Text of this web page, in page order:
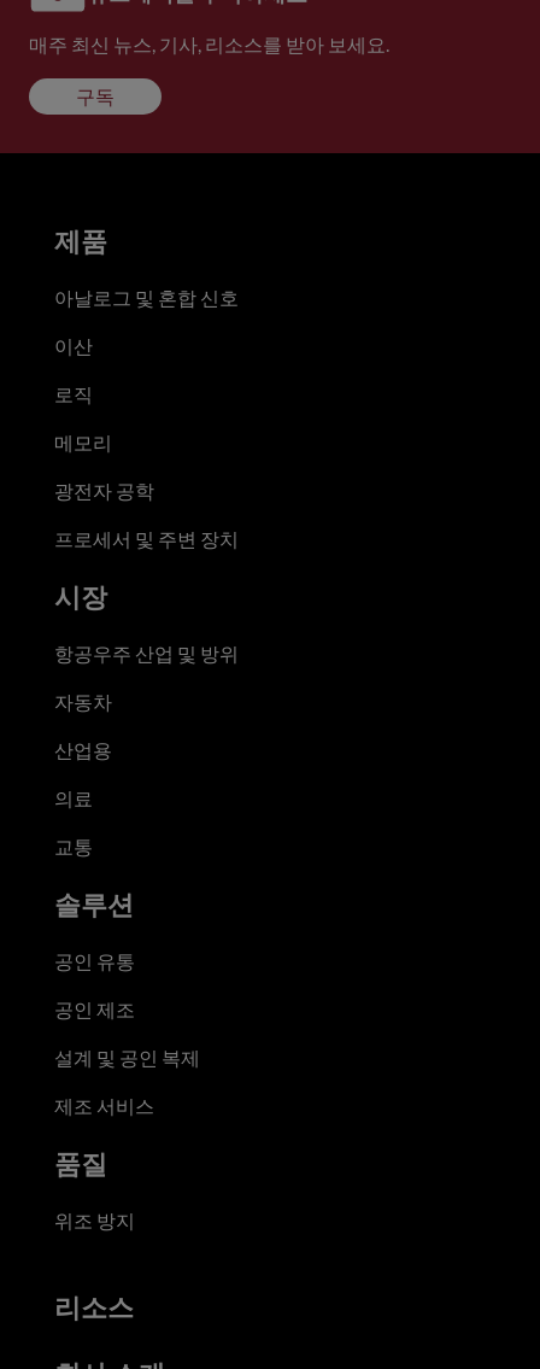
매주 최신 뉴스, 기사, 리소스를 받아 보세요.
구독
제품
아날로그 및 혼합 신호
이산
로직
메모리
광전자 공학
프로세서 및 주변 장치
시장
항공우주 산업 및 방위
자동차
산업용
의료
교통
솔루션
공인 유통
공인 제조
설계 및 공인 복제
제조 서비스
품질
위조 방지
리소스